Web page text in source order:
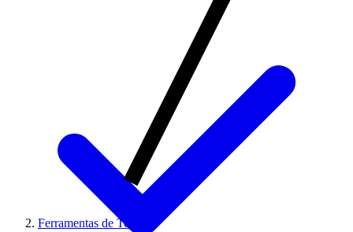
Ferramentas de Texto